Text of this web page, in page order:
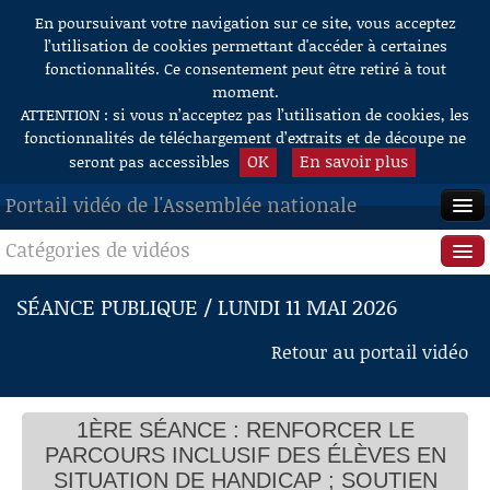
Aller au contenu
En poursuivant votre navigation sur ce site, vous acceptez
l’utilisation de cookies permettant d'accéder à certaines
fonctionnalités. Ce consentement peut être retiré à tout
moment.
ATTENTION : si vous n’acceptez pas l’utilisation de cookies, les
fonctionnalités de téléchargement d’extraits et de découpe ne
seront pas accessibles
OK En savoir plus
Portail vidéo de l'Assemblée nationale
ACCUEIL
EN DIRECT
RECHERCHE
AIDE À LA DÉCOUPE
DE VIDÉOS
Catégories de vidéos
Séance publique
Questions au Gouvernement
Commissions
Présidence
Évènements
SÉANCE PUBLIQUE / LUNDI 11 MAI 2026
Retour au portail vidéo
1ÈRE SÉANCE : RENFORCER LE
PARCOURS INCLUSIF DES ÉLÈVES EN
SITUATION DE HANDICAP ; SOUTIEN
ELEVES EN SITUATION DE HANDICAP
Mme la présidente de séance
M. Édouard Geffray, ministre
Mme Julie Delpech, rapporteure cion. aff. cult
Discussion générale
Mme Murielle Lepvraud
Mme Florence Herouin-Léautey